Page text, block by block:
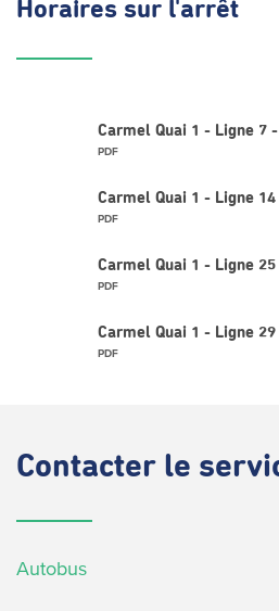
Horaires sur l'arrêt
Carmel Quai 1 - Ligne 7 -
PDF
Carmel Quai 1 - Ligne
PDF
Carmel Quai 1 - Ligne 25
PDF
Carmel Quai 1 - Ligne 29
PDF
Contacter le
Autobus